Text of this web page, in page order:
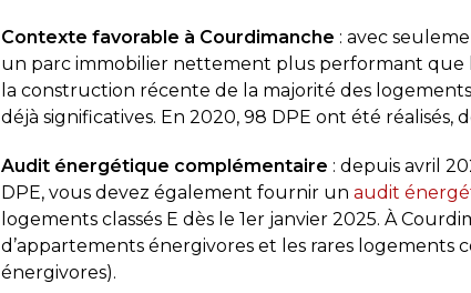
Contexte favorable à Courdimanche : avec
un parc immobilier nettement plus performant que
la construction récente de la majorité des
déjà significatives. En 2020, 98 DPE ont été
Audit énergétique complémentaire : depuis avril
DPE, vous devez également fournir unaudit
logements classés E dès le 1er janvier 2025. À
d’appartements énergivores et les rares logements
énergivores).